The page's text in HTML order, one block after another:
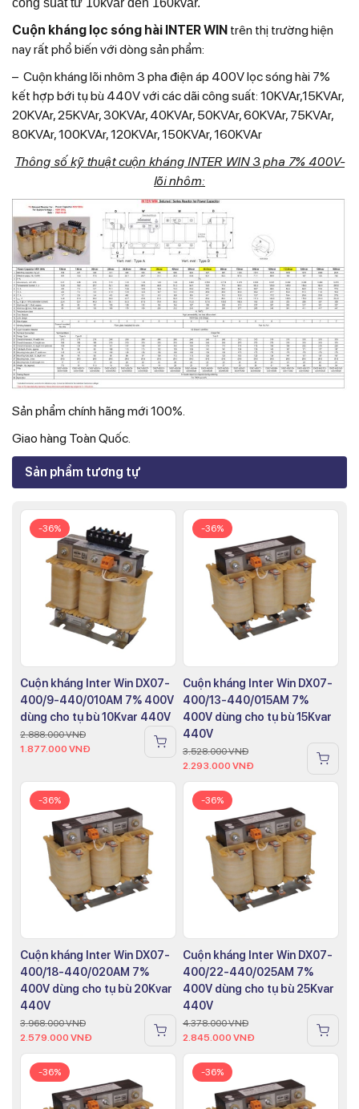
công suất từ 10kvar đến 160kvar.
Cuộn kháng lọc sóng hài INTER WIN trên thị trường hiện
nay rất phổ biến với dòng sản phẩm:
– Cuộn kháng lõi nhôm 3 pha điện áp 400V lọc sóng hài 7%
kết hợp bới tụ bù 440V với các dãi công suất: 10KVAr,15KVAr,
20KVAr, 25KVAr, 30KVAr, 40KVAr, 50KVAr, 60KVAr, 75KVAr,
80KVAr, 100KVAr, 120KVAr, 150KVAr, 160KVAr
Thông số kỹ thuật cuộn kháng INTER WIN 3 pha 7% 400V-
lõi nhôm:
Sản phẩm chính hãng mới 100%.
Giao hàng Toàn Quốc.
Sản phẩm tương tự
-36%
Cuộn kháng Inter Win DX07-
400/9-440/010AM 7% 400V
dùng cho tụ bù 10Kvar 440V
2.888.000VNĐ
1.877.000 VNĐ
-36%
Cuộn kháng Inter Win DX07-
400/13-440/015AM 7%
400V dùng cho tụ bù 15Kvar
440V
3.528.000VNĐ
2.293.000 VNĐ
-36%
Cuộn kháng Inter Win DX07-
400/18-440/020AM 7%
400V dùng cho tụ bù 20Kvar
440V
3.968.000VNĐ
2.579.000 VNĐ
-36%
Cuộn kháng Inter Win DX07-
400/22-440/025AM 7%
400V dùng cho tụ bù 25Kvar
440V
4.378.000VNĐ
2.845.000 VNĐ
-36% -36%